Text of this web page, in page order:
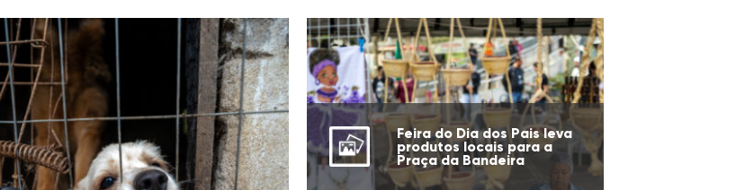
Feira do Dia dos Pais leva
produtos locais para a
Praça da Bandeira